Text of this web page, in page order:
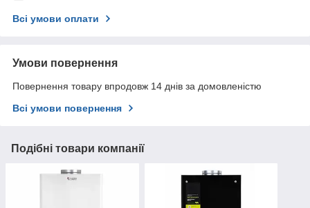
Всі умови оплати
Умови повернення
Повернення товару впродовж 14 днів за домовленістю
Всі умови повернення
Подібні товари компанії